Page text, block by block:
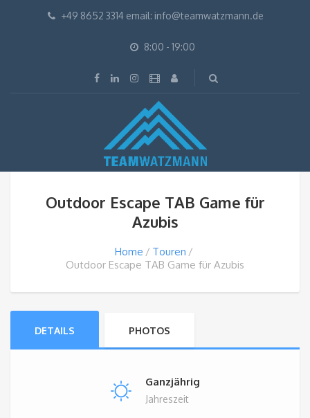
+49 8652 3314 email: info@teamwatzmann.de
8:00 - 19:00
Outdoor Escape TAB Game für
Azubis
Home
Touren
Outdoor Escape TAB Game für Azubis
DETAILS PHOTOS
Ganzjährig
Jahreszeit